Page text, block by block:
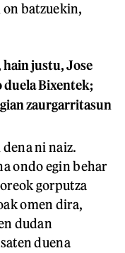
on batzuekin,
justu, Jose
duela Bixentek;
zaurgarritasun
ni naiz.
ondo egin behar
gorputza
omen dira,
dudan
duena